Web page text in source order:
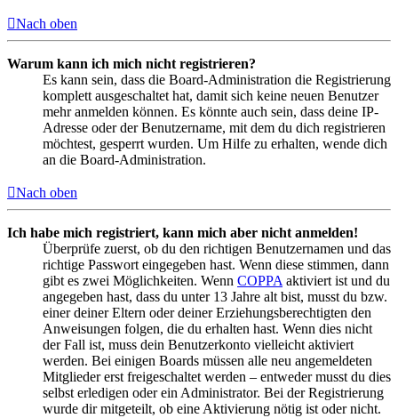
Nach oben
Warum kann ich mich nicht registrieren?
Es kann sein, dass die Board-Administration die Registrierung
komplett ausgeschaltet hat, damit sich keine neuen Benutzer
mehr anmelden können. Es könnte auch sein, dass deine IP-
Adresse oder der Benutzername, mit dem du dich registrieren
möchtest, gesperrt wurden. Um Hilfe zu erhalten, wende dich
an die Board-Administration.
Nach oben
Ich habe mich registriert, kann mich aber nicht anmelden!
Überprüfe zuerst, ob du den richtigen Benutzernamen und das
richtige Passwort eingegeben hast. Wenn diese stimmen, dann
gibt es zwei Möglichkeiten. Wenn COPPA aktiviert ist und du
angegeben hast, dass du unter 13 Jahre alt bist, musst du bzw.
einer deiner Eltern oder deiner Erziehungsberechtigten den
Anweisungen folgen, die du erhalten hast. Wenn dies nicht
der Fall ist, muss dein Benutzerkonto vielleicht aktiviert
werden. Bei einigen Boards müssen alle neu angemeldeten
Mitglieder erst freigeschaltet werden – entweder musst du dies
selbst erledigen oder ein Administrator. Bei der Registrierung
wurde dir mitgeteilt, ob eine Aktivierung nötig ist oder nicht.